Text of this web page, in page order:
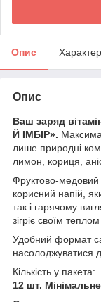
Опис
Опис
Ваш заряд
Й ІМБІР».
лише природні
лимон, кориця,
Фруктово-
корисний напій,
так і гарячому
зігріє своїм
Удобний формат
насолоджуватися
Кількість у пакета:
12 шт.